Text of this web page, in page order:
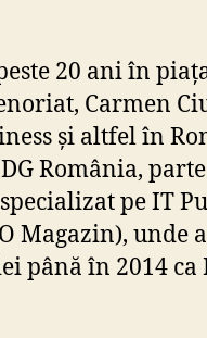
20 ani în
Carmen
și altfel în
România,
pe IT
Magazin), unde
până în 2014 ca